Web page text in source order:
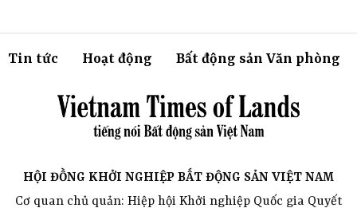
Tin tức Hoạt động Bất động sản Văn phòng
HỘI ĐỒNG KHỞI NGHIỆP BẤT ĐỘNG SẢN VIỆT NAM
Cơ quan chủ quản: Hiệp hội Khởi nghiệp Quốc gia Quyết